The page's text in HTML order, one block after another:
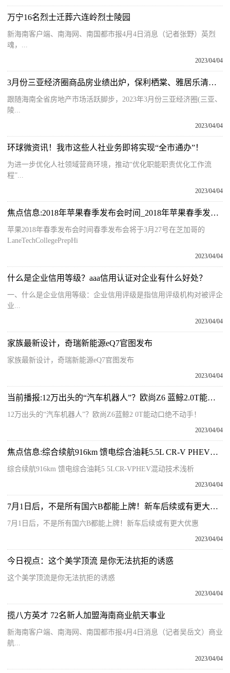
万宁16名烈士迁葬六连岭烈士陵园
新海南客户端、南海网、南国都市报4月4日消息（记者张野）英烈
魂，...
2023/04/04
3月份三亚经济圈商品房业绩出炉，保利栖棠、雅居乐清水湾领跑！
跟随海南全省房地产市场活跃脚步，2023年3月份三亚经济圈(三亚、
陵...
2023/04/04
环球微资讯！我市这些人社业务即将实现“全市通办”！
为进一步优化人社领域营商环境，推动“优化职能职责优化工作流
程”...
2023/04/04
焦点信息:2018年苹果春季发布会时间_2018年苹果春季发布会
苹果2018年春季发布会时间春季发布会将于3月27号在芝加哥的
LaneTechCollegePrepHi
2023/04/04
什么是企业信用等级？aaa信用认证对企业有什么好处？
一、什么是企业信用等级：企业信用评级是指信用评级机构对被评企
业...
2023/04/04
家族最新设计，奇瑞新能源eQ7官图发布
家族最新设计，奇瑞新能源eQ7官图发布
2023/04/04
当前播报:12万出头的“汽车机器人”？欧尚Z6 蓝鲸2.0T能动口绝不动手！
12万出头的“汽车机器人”？欧尚Z6蓝鲸2 0T能动口绝不动手！
2023/04/04
焦点信息:综合续航916km 馈电综合油耗5.5L CR-V PHEV混动技术浅析
综合续航916km 馈电综合油耗5 5LCR-VPHEV混动技术浅析
2023/04/04
7月1日后，不是所有国六B都能上牌！新车后续或有更大优惠
7月1日后，不是所有国六B都能上牌！新车后续或有更大优惠
2023/04/04
今日视点：这个美学顶流 是你无法抗拒的诱惑
这个美学顶流是你无法抗拒的诱惑
2023/04/04
揽八方英才 72名新人加盟海南商业航天事业
新海南客户端、南海网、南国都市报4月4日消息（记者吴岳文）商业
航...
2023/04/04